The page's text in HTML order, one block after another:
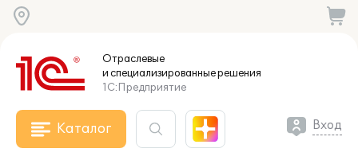
Отраслевые
и специализированныерешения
1С:Предприятие
Каталог Вход